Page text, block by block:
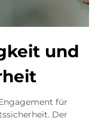
und
für
Der